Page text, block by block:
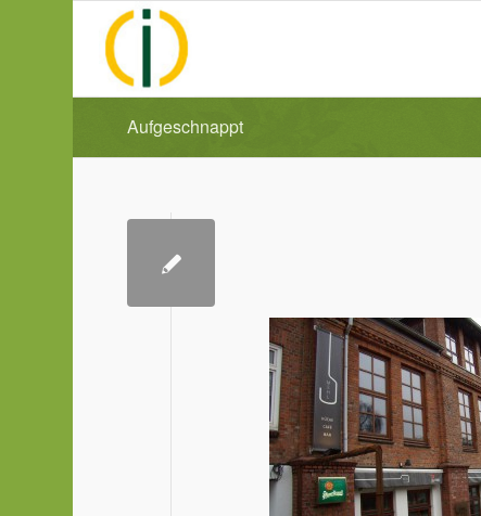
Aufgeschnappt